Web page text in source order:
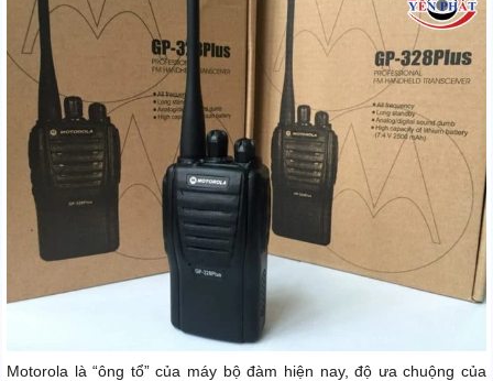
Motorola là “ông tổ” của máy bộ đàm hiện nay, độ ưa chuộng của